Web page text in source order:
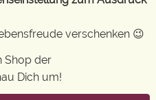
verschenken 😉
Shop der
Dich um!